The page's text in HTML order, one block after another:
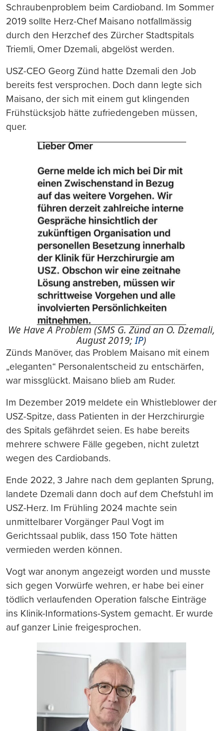
Schraubenproblem beim Cardioband. Im Sommer
2019 sollte Herz-Chef Maisano notfallmässig
durch den Herzchef des Zürcher Stadtspitals
Triemli, Omer Dzemali, abgelöst werden.
USZ-CEO Georg Zünd hatte Dzemali den Job
bereits fest versprochen. Doch dann legte sich
Maisano, der sich mit einem gut klingenden
Frühstücksjob hätte zufriedengeben müssen,
quer.
We Have A Problem (SMS G. Zünd an O. Dzemali,
August 2019;IP)
Zünds Manöver, das Problem Maisano mit einem
„eleganten“ Personalentscheid zu entschärfen,
war missglückt. Maisano blieb am Ruder.
Im Dezember 2019 meldete ein Whistleblower der
USZ-Spitze, dass Patienten in der Herzchirurgie
des Spitals gefährdet seien. Es habe bereits
mehrere schwere Fälle gegeben, nicht zuletzt
wegen des Cardiobands.
Ende 2022, 3 Jahre nach dem geplanten Sprung,
landete Dzemali dann doch auf dem Chefstuhl im
USZ-Herz. Im Frühling 2024 machte sein
unmittelbarer Vorgänger Paul Vogt im
Gerichtssaal publik, dass 150 Tote hätten
vermieden werden können.
Vogt war anonym angezeigt worden und musste
sich gegen Vorwürfe wehren, er habe bei einer
tödlich verlaufenden Operation falsche Einträge
ins Klinik-Informations-System gemacht. Er wurde
auf ganzer Linie freigesprochen.